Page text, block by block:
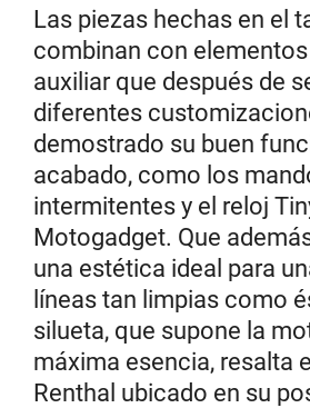
Las piezas hechas en el
combinan con
auxiliar que después de
diferentes
demostrado su buen
acabado, como los
intermitentes y el reloj
Motogadget. Que
una estética ideal para
líneas tan limpias como
silueta, que supone la
máxima esencia, resalta
Renthal ubicado en su